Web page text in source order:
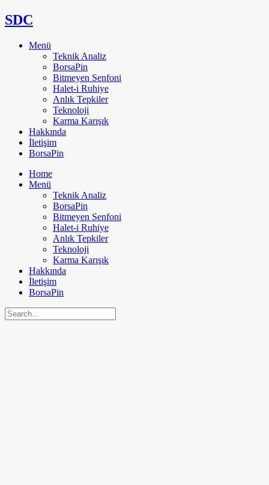
SDC
Menü
Teknik Analiz
BorsaPin
Bitmeyen Senfoni
Halet-i Ruhiye
Anlık Tepkiler
Teknoloji
Karma Karışık
Hakkında
İletişim
BorsaPin
Home
Menü
Teknik Analiz
BorsaPin
Bitmeyen Senfoni
Halet-i Ruhiye
Anlık Tepkiler
Teknoloji
Karma Karışık
Hakkında
İletişim
BorsaPin